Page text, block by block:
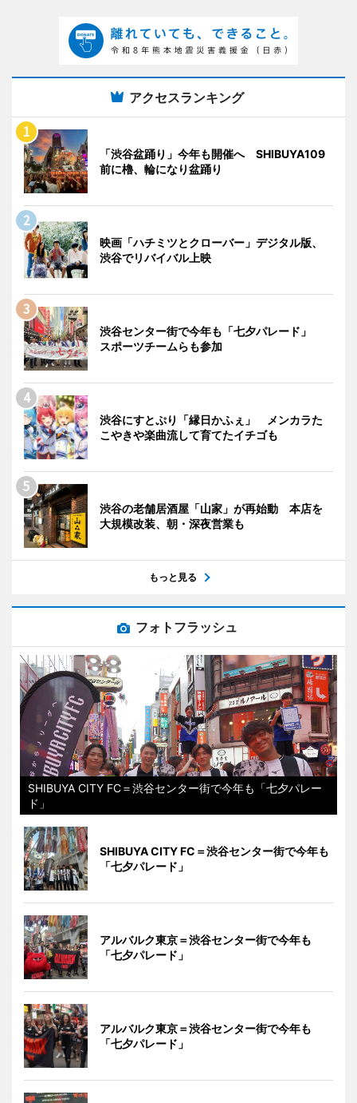
アクセスランキング
「渋谷盆踊り」今年も開催へ SHIBUYA109
前に櫓、輪になり盆踊り
映画「ハチミツとクローバー」デジタル版、
渋谷でリバイバル上映
渋谷センター街で今年も「七夕パレード」
スポーツチームらも参加
渋谷にすとぷり「縁日かふぇ」 メンカラた
こやきや楽曲流して育てたイチゴも
渋谷の老舗居酒屋「山家」が再始動 本店を
大規模改装、朝・深夜営業も
もっと見る
フォトフラッシュ
SHIBUYA CITY FC＝渋谷センター街で今年も「七夕パレー
ド」
SHIBUYA CITY FC＝渋谷センター街で今年も
「七夕パレード」
アルバルク東京＝渋谷センター街で今年も
「七夕パレード」
アルバルク東京＝渋谷センター街で今年も
「七夕パレード」